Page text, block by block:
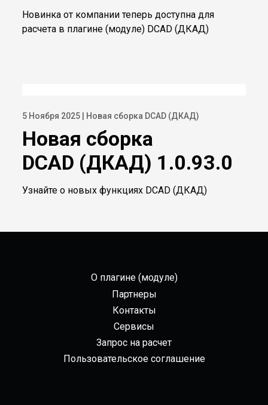
Новинка от компании теперь доступна для
расчета в плагине (модуле) DCAD (ДКАД)
5 Ноября 2025 | Новая сборка DCAD (ДКАД)
Новая сборка
DCAD (ДКАД) 1.0.93.0
Узнайте о новых функциях DCAD (ДКАД)
О плагине (модуле)
Партнеры
Контакты
Сервисы
Запрос на расчет
Пользовательское соглашение